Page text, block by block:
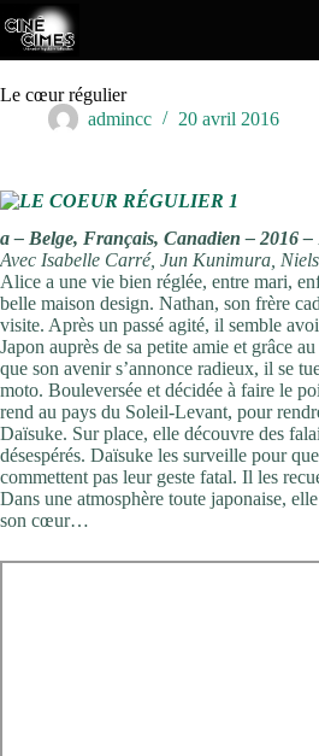
Passer
au
contenu
Le cœur régulier
admincc
20 avril 2016
a – Belge, Français, Canadien – 2016 –
Avec Isabelle Carré, Jun Kunimura,
Alice a une vie bien réglée, entre mari,
belle maison design. Nathan, son frère
visite. Après un passé agité, il semble
Japon auprès de sa petite amie et grâce
que son avenir s’annonce radieux, il se
moto. Bouleversée et décidée à faire le
rend au pays du Soleil-Levant, pour
Daïsuke. Sur place, elle découvre des
désespérés. Daïsuke les surveille pour
commettent pas leur geste fatal. Il les
Dans une atmosphère toute japonaise,
son cœur…